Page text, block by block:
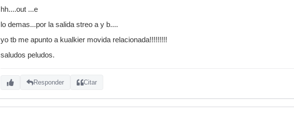
hh....out ...e
lo demas...por la salida streo a y b....
yo tb me apunto a kualkier movida relacionada!!!!!!!!!
saludos peludos.
Responder Citar